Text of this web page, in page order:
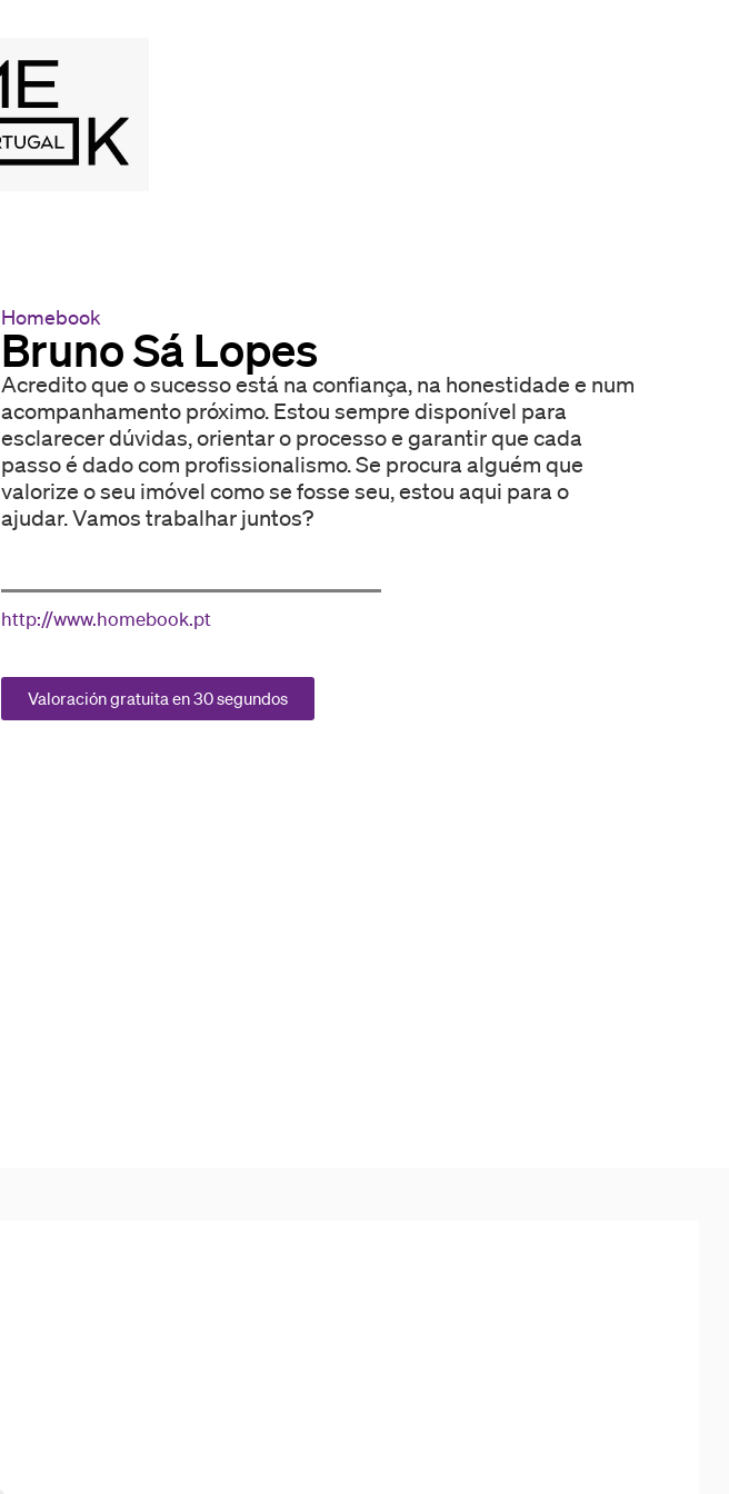
Homebook
Bruno Sá Lopes
Acredito que o sucesso está na confiança, na honestidade e num
acompanhamento próximo. Estou sempre disponível para
esclarecer dúvidas, orientar o processo e garantir que cada
passo é dado com profissionalismo. Se procura alguém que
valorize o seu imóvel como se fosse seu, estou aqui para o
ajudar. Vamos trabalhar juntos?
http://www.homebook.pt
Valoración gratuita en 30 segundos